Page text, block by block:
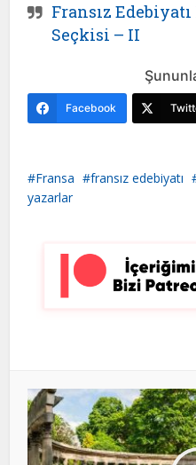
Fransız
Seçkisi – II
Facebook
Fransa fransız edebiyatı
yazarlar